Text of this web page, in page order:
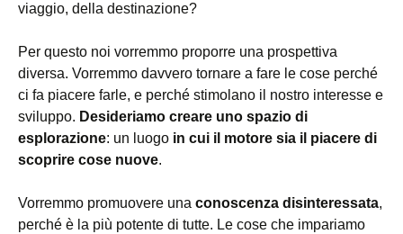
viaggio, della destinazione?
Per questo noi vorremmo proporre una prospettiva
diversa. Vorremmo davvero tornare a fare le cose perché
ci fa piacere farle, e perché stimolano il nostro interesse e
sviluppo. Desideriamo creare uno spazio di
esplorazione: un luogo in cui il motore sia il piacere di
scoprire cose nuove.
Vorremmo promuovere una conoscenza disinteressata,
perché è la più potente di tutte. Le cose che impariamo